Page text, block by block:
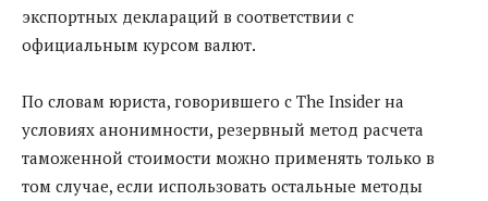
экспортных деклараций в соответствии с
официальным курсом валют.
По словам юриста, говорившего с The Insider на
условиях анонимности, резервный метод расчета
таможенной стоимости можно применять только в
том случае, если использовать остальные методы